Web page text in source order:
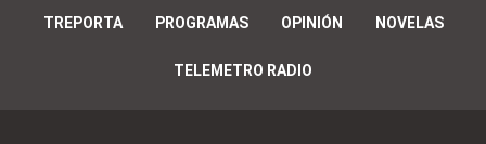
TREPORTA PROGRAMAS OPINIÓN NOVELAS
TELEMETRO RADIO